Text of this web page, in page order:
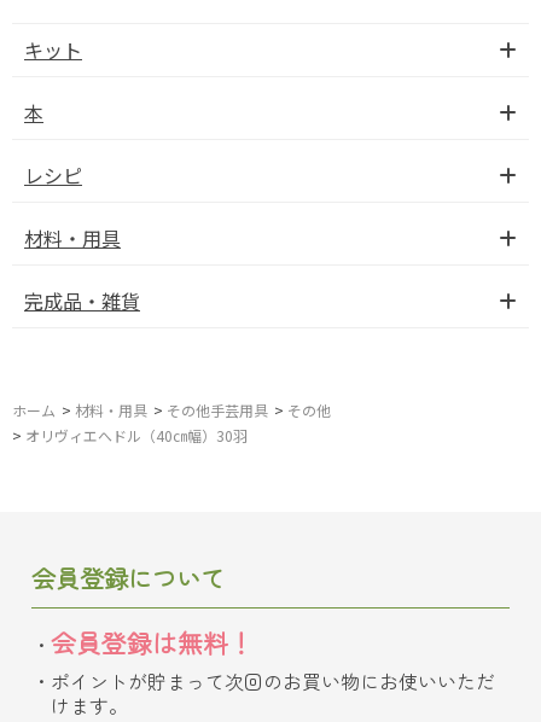
キット
本
レシピ
材料・用具
完成品・雑貨
ホーム > 材料・用具 > その他手芸用具 > その他
> オリヴィエへドル（40㎝幅）30羽
会員登録について
会員登録は無料！
ポイントが貯まって次回のお買い物にお使いいただ
けます。